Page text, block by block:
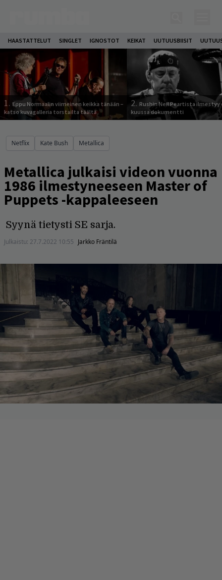
HAASTATTELUT SINGLET IGNOSTOT KEIKAT UUTUUSBIISIT
1. Eppu Normaalin viimeinen keikka tänään –
katso kuvagalleria torstailta täältä
2. Rushin Neil Peartista ilmestyy
kuussa dokumentti
Netflix Kate Bush Metallica
Metallica julkaisi videon vuonna
1986 ilmestyneeseen Master of
Puppets -kappaleeseen
Syynä tietysti SE sarja.
Julkaistu: 27.7.2022 10:55 Jarkko Fräntilä